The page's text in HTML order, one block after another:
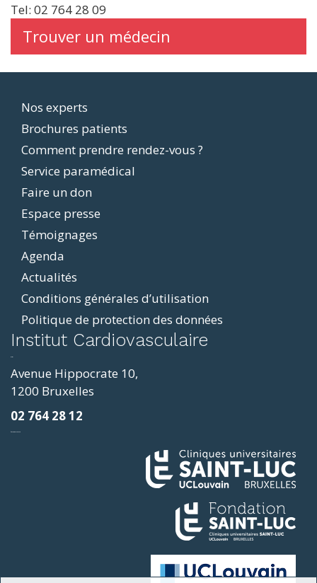
Tel: 02 764 28 09
Trouver un médecin
Footer
menu
Nos experts
Brochures patients
Comment prendre rendez-vous ?
Service paramédical
Faire un don
Espace presse
Témoignages
Agenda
Actualités
Conditions générales d’utilisation
Politique de protection des données
Institut Cardiovasculaire
Avenue Hippocrate 10,
1200 Bruxelles
02 764 28 12